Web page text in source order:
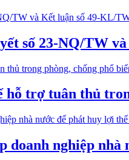
số 23-NQ/TW
hỗ trợ tuân thủ
doanh nghiệp